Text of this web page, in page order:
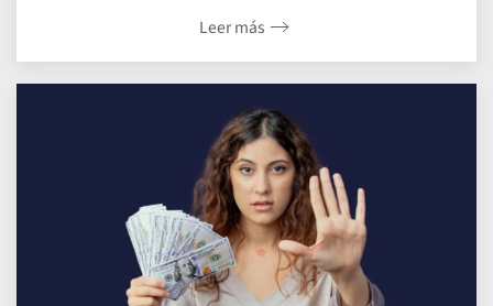
Leer más